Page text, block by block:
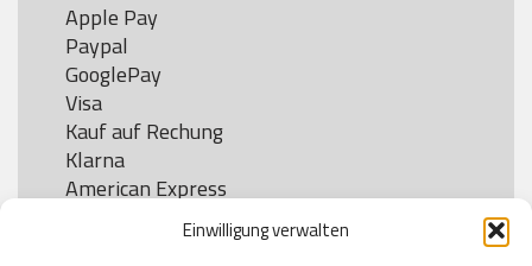
Einwilligung verwalten
Apple Pay
Paypal
GooglePay
Visa
Kauf auf Rechung
Klarna
American Express